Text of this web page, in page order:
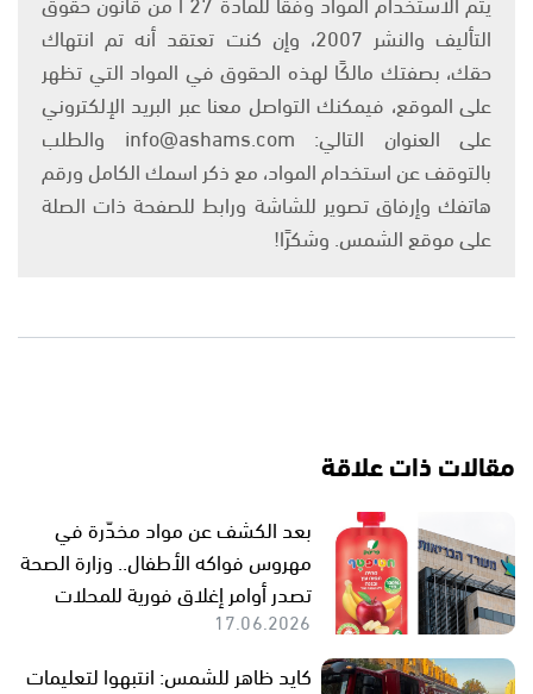
التأليف والنشر 2007، وإن كنت تعتقد أنه تم انتهاك
حقك، بصفتك مالكًا لهذه الحقوق في المواد التي تظهر
على الموقع، فيمكنك التواصل معنا عبر البريد الإلكتروني
على العنوان التالي: info@ashams.com والطلب
بالتوقف عن استخدام المواد، مع ذكر اسمك الكامل ورقم
هاتفك وإرفاق تصوير للشاشة ورابط للصفحة ذات الصلة
على موقع الشمس. وشكرًا!
مقالات ذات علاقة
بعد الكشف عن مواد مخدّرة في
مهروس فواكه الأطفال.. وزارة الصحة
تصدر أوامر إغلاق فورية للمحلات
17.06.2026
كايد ظاهر للشمس: انتبهوا لتعليمات